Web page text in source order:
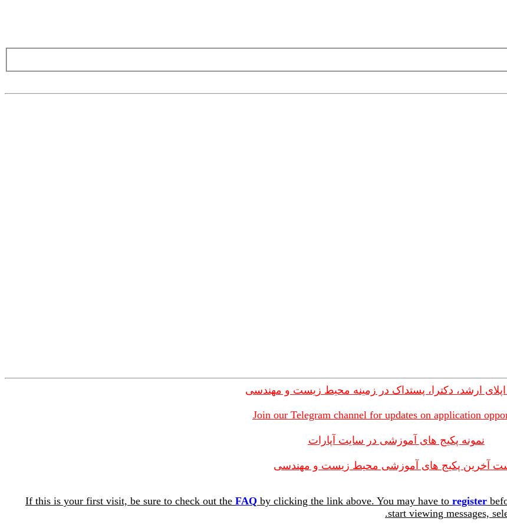
ارشد، دکترا، پستداک در زمینه محیط زیست و مهندسی
Join our Telegram channel for updates on application
نمونه پکیج های آموزشی در سایت آپارات
آخرین پکیج های آموزشی محیط زیست و مهندسی
If this is your first visit, be sure to check out the FAQ by clicking the link above. You may have to register
start viewing messages,